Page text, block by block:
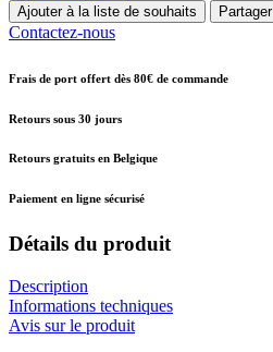
Ajouter à la liste de souhaits Partager
Contactez-nous
Frais de port offert dès 80€ de commande
Retours sous 30 jours
Retours gratuits en Belgique
Paiement en ligne sécurisé
Détails du produit
Description
Informations techniques
Avis sur le produit